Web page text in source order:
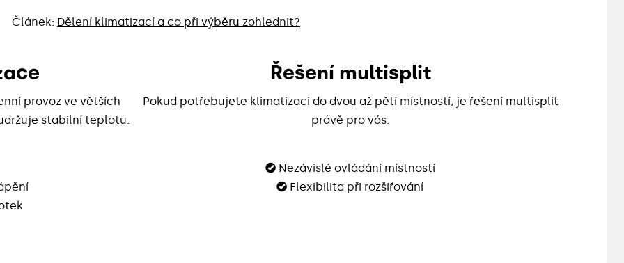
Článek: Dělení klimatizací a co při výběru zohlednit?
provoz ve větších
stabilní teplotu.
Řešení multisplit
Pokud potřebujete klimatizaci do dvou až pěti místností, je řešení multisplit
právě pro vás.
©Nezávislé ovládání místností
© Flexibilita při rozšiřování